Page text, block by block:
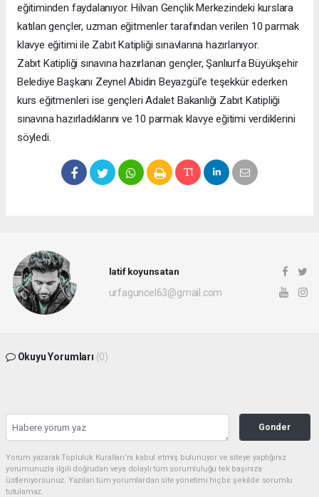
eğitiminden faydalanıyor. Hilvan Gençlik Merkezindeki kurslara
katılan gençler, uzman eğitmenler tarafından verilen 10 parmak
klavye eğitimi ile Zabıt Katipliği sınavlarına hazırlanıyor.
Zabıt Katipliği sınavına hazırlanan gençler, Şanlıurfa Büyükşehir
Belediye Başkanı Zeynel Abidin Beyazgül’e teşekkür ederken
kurs eğitmenleri ise gençleri Adalet Bakanlığı Zabıt Katipliği
sınavına hazırladıklarını ve 10 parmak klavye eğitimi verdiklerini
söyledi.
latif koyunsatan
urfaguncel63@gmail.com
Okuyu Yorumları (0)
Gonder
Yorum yazarak Topluluk Kuralları’nı kabul etmiş bulunuyor ve siteye yaptığınız
yorumunuzla ilgili doğrudan veya dolaylı tüm sorumluluğu tek başınıza
üstleniyorsunuz. Yazılan tüm yorumlardan site yönetimi hiçbir şekilde sorumlu
tutulamaz.